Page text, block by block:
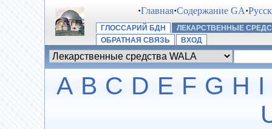
·Главная·Содержание GA·
ГЛОССАРИЙ БДН
ЛЕКАРСТВЕННЫЕ
ОБРАТНАЯ СВЯЗЬ
ВХОД
A B C D E F G H I